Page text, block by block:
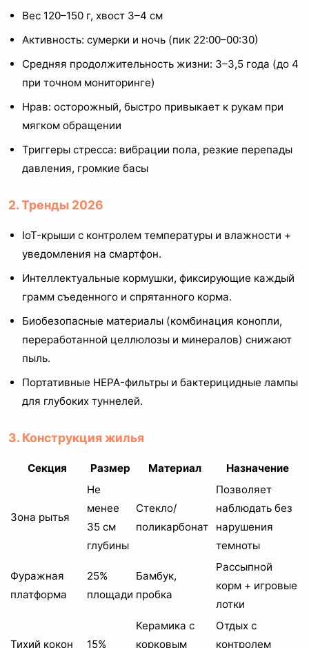
Вес 120–150 г, хвост 3–4 см
Активность: сумерки и ночь (пик 22:00–00:30)
Средняя продолжительность жизни: 3–3,5 года (до 4
при точном мониторинге)
Нрав: осторожный, быстро привыкает к рукам при
мягком обращении
Триггеры стресса: вибрации пола, резкие перепады
давления, громкие басы
2. Тренды 2026
IoT-крыши с контролем температуры и влажности +
уведомления на смартфон.
Интеллектуальные кормушки, фиксирующие каждый
грамм съеденного и спрятанного корма.
Биобезопасные материалы (комбинация конопли,
переработанной целлюлозы и минералов) снижают
пыль.
Портативные HEPA-фильтры и бактерицидные лампы
для глубоких туннелей.
3. Конструкция жилья
Секция Размер Материал Назначение
Зона рытья
Не
менее
35 см
глубины
Стекло/
поликарбонат
Позволяет
наблюдать без
нарушения
темноты
Фуражная
платформа
25%
площади
Бамбук,
пробка
Рассыпной
корм + игровые
лотки
Тихий кокон 15%
Керамика с
корковым
Отдых с
контролем